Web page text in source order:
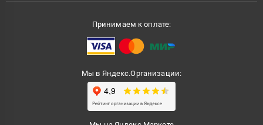
Принимаем к оплате:
Мы в Яндекс.Организации: